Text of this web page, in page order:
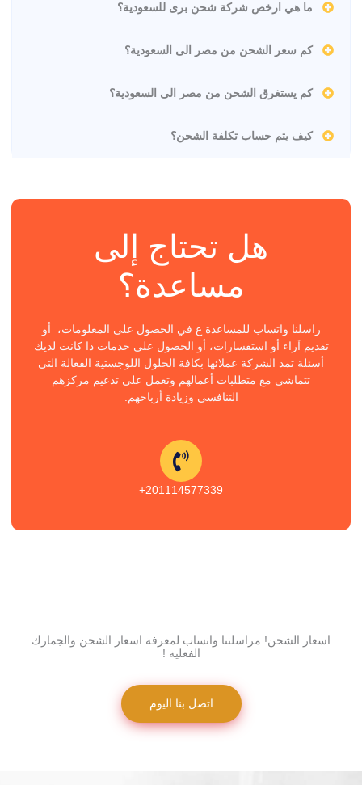
ما هي ارخص شركة شحن برى للسعودية؟
كم سعر الشحن من مصر الى السعودية؟
كم يستغرق الشحن من مصر الى السعودية؟
كيف يتم حساب تكلفة الشحن؟
هل تحتاج إلى
مساعدة؟
راسلنا واتساب للمساعدة ع في الحصول على المعلومات، أو
تقديم آراء أو استفسارات، أو الحصول على خدمات ذا كانت لديك
أسئلة تمد الشركة عملائها بكافة الحلول اللوجستية الفعالة التي
تتماشى مع متطلبات أعمالهم وتعمل على تدعيم مركزهم
التنافسي وزيادة أرباحهم.
201114577339+
اسعار الشحن! مراسلتنا واتساب لمعرفة اسعار الشحن والجمارك
الفعلية !
اتصل بنا اليوم